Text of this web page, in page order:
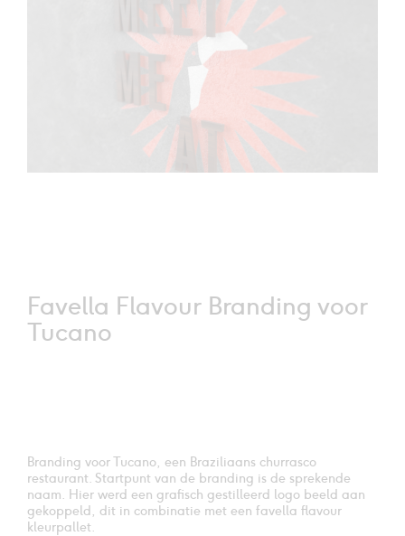
Favella Flavour Branding voor
Tucano
Branding voor Tucano, een Braziliaans churrasco
restaurant. Startpunt van de branding is de sprekende
naam. Hier werd een grafisch gestilleerd logo beeld aan
gekoppeld, dit in combinatie met een favella flavour
kleurpallet.